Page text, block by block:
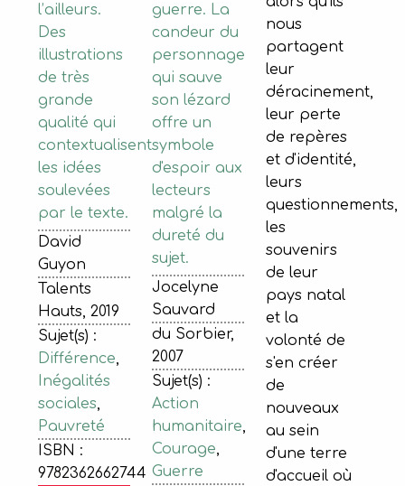
l’ailleurs.
Des
illustrations
de très
grande
qualité qui
contextualisent
les idées
soulevées
par le texte.
David
Guyon
Talents
Hauts, 2019
Sujet(s) :
Différence,
Inégalités
sociales,
Pauvreté
ISBN :
9782362662744
guerre. La
candeur du
personnage
qui sauve
son lézard
offre un
symbole
d'espoir aux
lecteurs
malgré la
dureté du
sujet.
Jocelyne
Sauvard
du Sorbier,
2007
Sujet(s) :
Action
humanitaire,
Courage,
Guerre
nous
partagent
leur
déracinement,
leur perte
de repères
et d'identité,
leurs
questionnements,
les
souvenirs
de leur
pays natal
et la
volonté de
s'en créer
de
nouveaux
au sein
d'une terre
d'accueil où